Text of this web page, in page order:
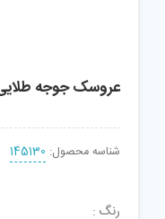
عروسک جوجه
شناسه محصول: 145130
رنگ